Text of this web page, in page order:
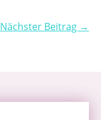
Nächster Beitrag →